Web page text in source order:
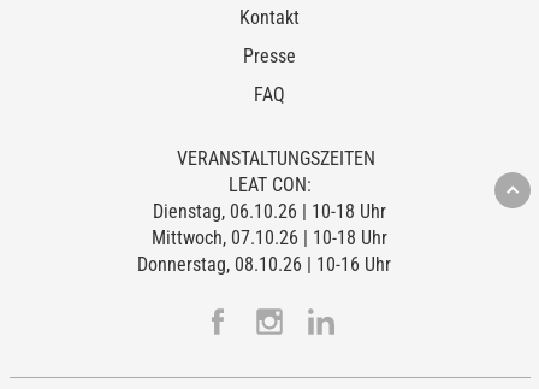
Kontakt
Presse
FAQ
VERANSTALTUNGSZEITEN
LEAT CON:
Dienstag, 06.10.26 | 10-18 Uhr
Mittwoch, 07.10.26 | 10-18 Uhr
Donnerstag, 08.10.26 | 10-16 Uhr